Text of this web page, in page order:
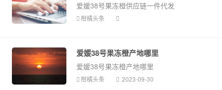
爱媛38号果冻橙供应链一件代发
柑橘头条
爱媛38号果冻橙产地哪里
爱媛38号果冻橙产地哪里
柑橘头条 2023-09-30